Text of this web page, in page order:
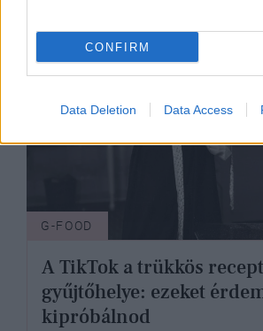
CONFIRM
Data Deletion Data Access
G-FOOD
A TikTok a trükkös
gyűjtőhelye: ezeket
kipróbálnod